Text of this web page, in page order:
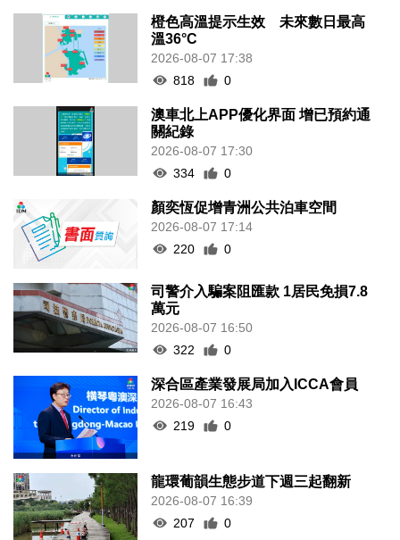
橙色高溫提示生效 未來數日最高
溫36°C
2026-08-07 17:38
818
0
澳車北上APP優化界面 增已預約通
關紀錄
2026-08-07 17:30
334
0
顏奕恆促增青洲公共泊車空間
2026-08-07 17:14
220
0
司警介入騙案阻匯款 1居民免損7.8
萬元
2026-08-07 16:50
322
0
深合區產業發展局加入ICCA會員
2026-08-07 16:43
219
0
龍環葡韻生態步道下週三起翻新
2026-08-07 16:39
207
0